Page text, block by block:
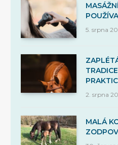
5. srpna
2. srpna
MALÁ